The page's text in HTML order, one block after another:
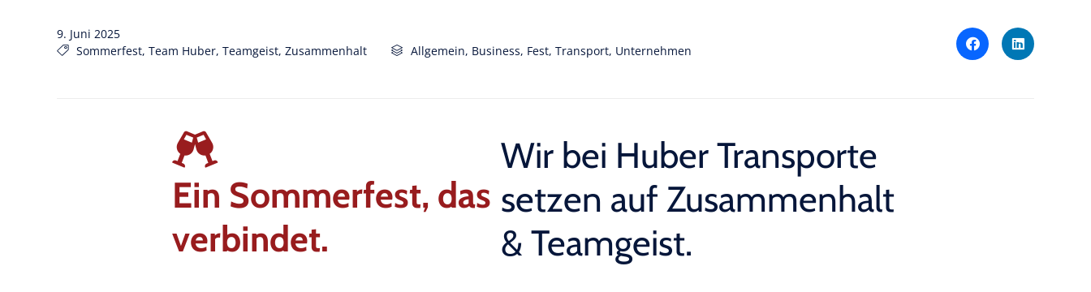
9. Juni 2025
 Tags
Sommerfest, Team Huber, Teamgeist, Zusammenhalt  Category
Allgemein, Business, Fest, Transport, Unternehmen
Ein Sommerfest, das
verbindet.
Wir bei Huber Transporte
setzen auf Zusammenhalt
& Teamgeist.